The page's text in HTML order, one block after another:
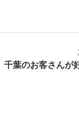
千葉のお客さんが